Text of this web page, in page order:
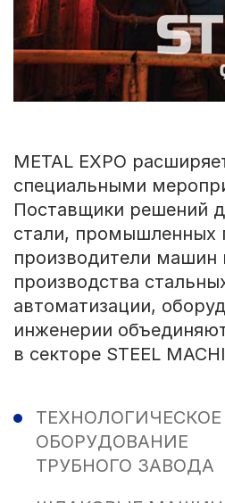
METAL EXPO
специальными
Поставщики решений
стали, промышленных
производители машин
производства
автоматизации,
инженерии
в секторе STEEL
ТЕХНОЛОГИЧЕСКОЕ
ОБОРУДОВАНИЕ
ТРУБНОГО ЗАВОДА